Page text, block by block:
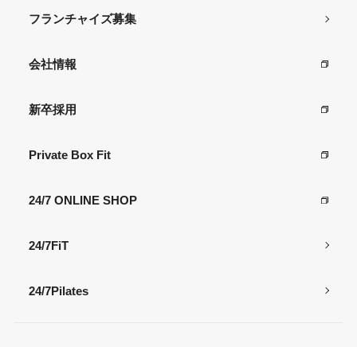
フランチャイズ募集
会社情報
新卒採用
Private Box Fit
24/7 ONLINE SHOP
24/7FiT
24/7Pilates